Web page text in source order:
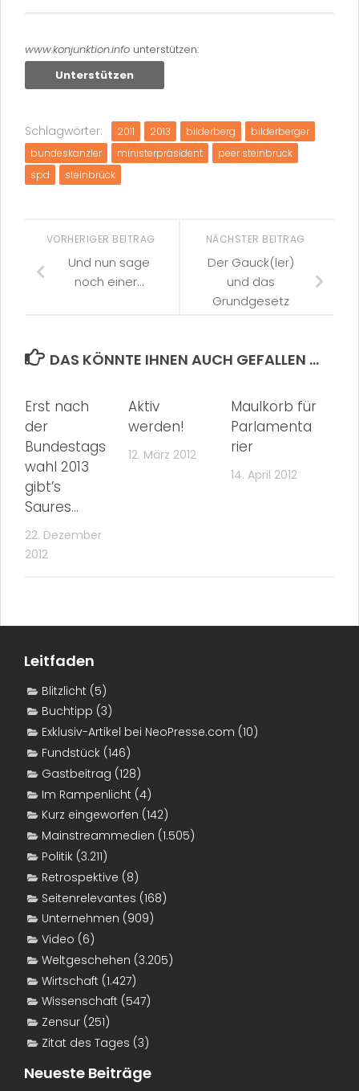
www.konjunktion.info unterstützen:
Unterstützen
Schlagwörter: 2011 2013 bilderberg
bilderberger
bundeskanzler
ministerpräsident
peer steinbrück
spd
steinbrück
NÄCHSTER BEITRAG
Der Gauck(ler)
und das
Grundgesetz
VORHERIGER BEITRAG
Und nun sage
noch einer…
DAS KÖNNTE IHNEN AUCH GEFALLEN …
Erst nach
der
Bundestags
wahl 2013
gibt’s
Saures…
22. Dezember
2012
Aktiv
werden!
12. März 2012
Maulkorb für
Parlamenta
rier
14. April 2012
Leitfaden
Blitzlicht (5)
Buchtipp (3)
Exklusiv-Artikel bei NeoPresse.com (10)
Fundstück (146)
Gastbeitrag (128)
Im Rampenlicht (4)
Kurz eingeworfen (142)
Mainstreammedien (1.505)
Politik (3.211)
Retrospektive (8)
Seitenrelevantes (168)
Unternehmen (909)
Video (6)
Weltgeschehen (3.205)
Wirtschaft (1.427)
Wissenschaft (547)
Zensur (251)
Zitat des Tages (3)
Neueste Beiträge